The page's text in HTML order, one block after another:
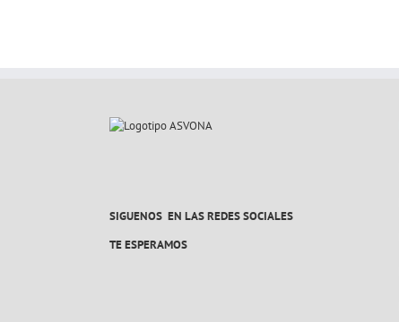
SIGUENOS EN LAS REDES SOCIALES
TE ESPERAMOS